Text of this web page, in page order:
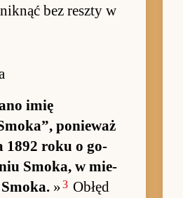
bez reszty w
imię
po­nie­waż
1892 roku o go­
Smo­ka, w mie­
»3 Obłęd